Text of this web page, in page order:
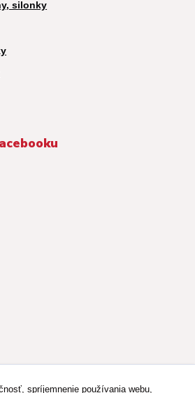
silonky
spríjemnenie používania webu,